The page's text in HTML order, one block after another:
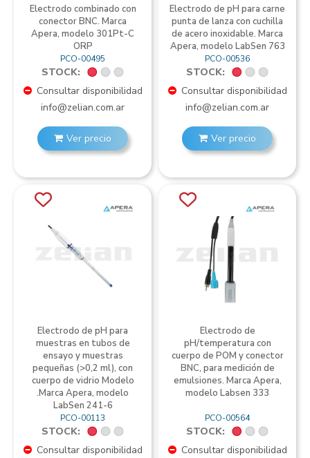
Electrodo combinado con
conector BNC. Marca
Apera, modelo 301Pt-C
ORP
PCO-00495
STOCK:
Consultar disponibilidad
info@zelian.com.ar
Ver precio
Electrodo de pH para carne
punta de lanza con cuchilla
de acero inoxidable. Marca
Apera, modelo LabSen 763
PCO-00536
STOCK:
Consultar disponibilidad
info@zelian.com.ar
Ver precio
Electrodo de pH para
muestras en tubos de
ensayo y muestras
pequeñas (>0,2 ml), con
cuerpo de vidrio Modelo
.Marca Apera, modelo
LabSen 241-6
PCO-00113
STOCK:
Consultar disponibilidad
Electrodo de
pH/temperatura con
cuerpo de POM y conector
BNC, para medición de
emulsiones. Marca Apera,
modelo Labsen 333
PCO-00564
STOCK:
Consultar disponibilidad